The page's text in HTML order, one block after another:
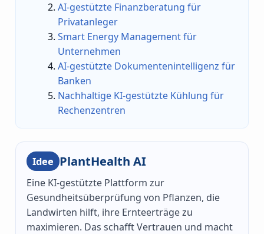
AI-gestützte Finanzberatung für
Privatanleger
Smart Energy Management für
Unternehmen
AI-gestützte Dokumentenintelligenz für
Banken
Nachhaltige KI-gestützte Kühlung für
Rechenzentren
Idee PlantHealth AI
Eine KI-gestützte Plattform zur
Gesundheitsüberprüfung von Pflanzen, die
Landwirten hilft, ihre Ernteerträge zu
maximieren. Das schafft Vertrauen und macht